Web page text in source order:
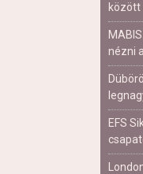
között
nézni
EFS